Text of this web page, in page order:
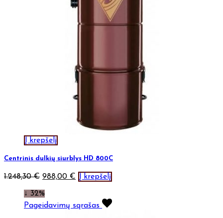
Į krepšelį
Centrinis dulkių siurblys HD 800C
1.248,30€ 988,00 € Į krepšelį
↓ 32%
Pageidavimų sąrašas